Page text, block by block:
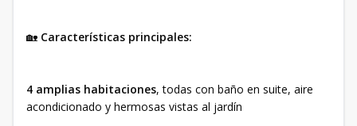
🏡 Características principales:
4 amplias habitaciones, todas con baño en suite, aire
acondicionado y hermosas vistas al jardín